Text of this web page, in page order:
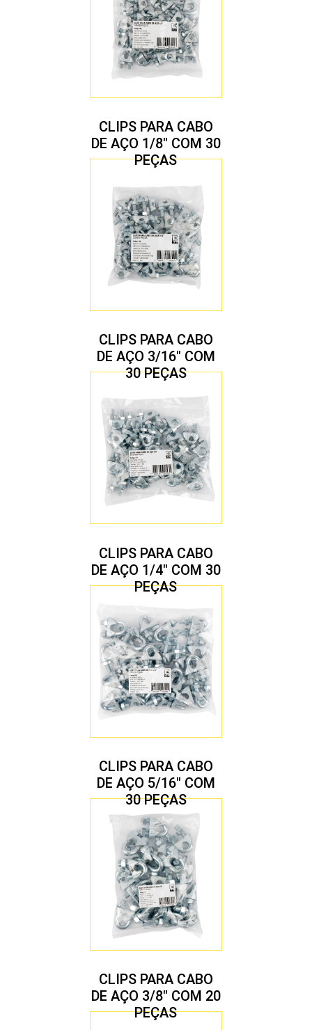
CLIPS PARA CABO
DE AÇO 1/8″ COM 30
PEÇAS
CLIPS PARA CABO
DE AÇO 3/16″ COM
30 PEÇAS
CLIPS PARA CABO
DE AÇO 1/4″ COM 30
PEÇAS
CLIPS PARA CABO
DE AÇO 5/16″ COM
30 PEÇAS
CLIPS PARA CABO
DE AÇO 3/8″ COM 20
PEÇAS